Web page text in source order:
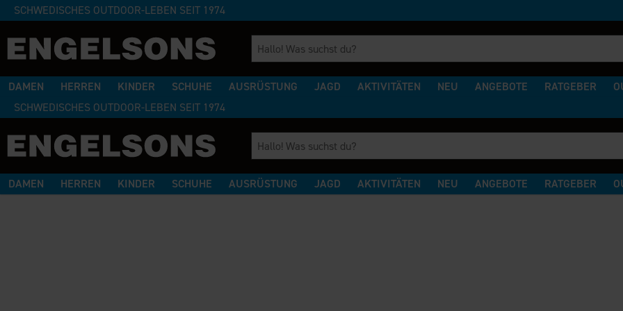
SCHWEDISCHES OUTDOOR-LEBEN SEIT 1974
DAMEN HERREN KINDER SCHUHE AUSRÜSTUNG JAGD AKTIVITÄTEN NEU ANGEBOTE RATGEBER
SCHWEDISCHES OUTDOOR-LEBEN SEIT 1974
DAMEN HERREN KINDER SCHUHE AUSRÜSTUNG JAGD AKTIVITÄTEN NEU ANGEBOTE RATGEBER